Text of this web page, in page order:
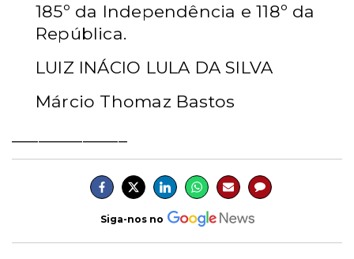
185º da Independência e 118º da
República.
LUIZ INÁCIO LULA DA SILVA
Márcio Thomaz Bastos
Siga-nos no